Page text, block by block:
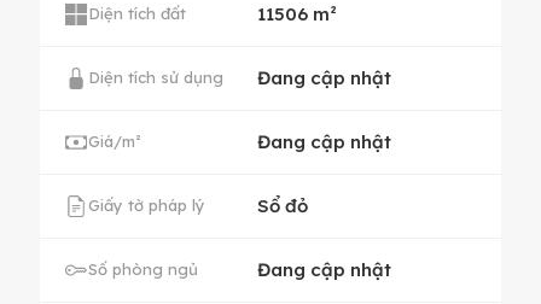
Diện tích đất 11506 m²
Diện tích sử dụng Đang cập nhật
Giá/m² Đang cập nhật
Giấy tờ pháp lý Sổ đỏ
Số phòng ngủ Đang cập nhật